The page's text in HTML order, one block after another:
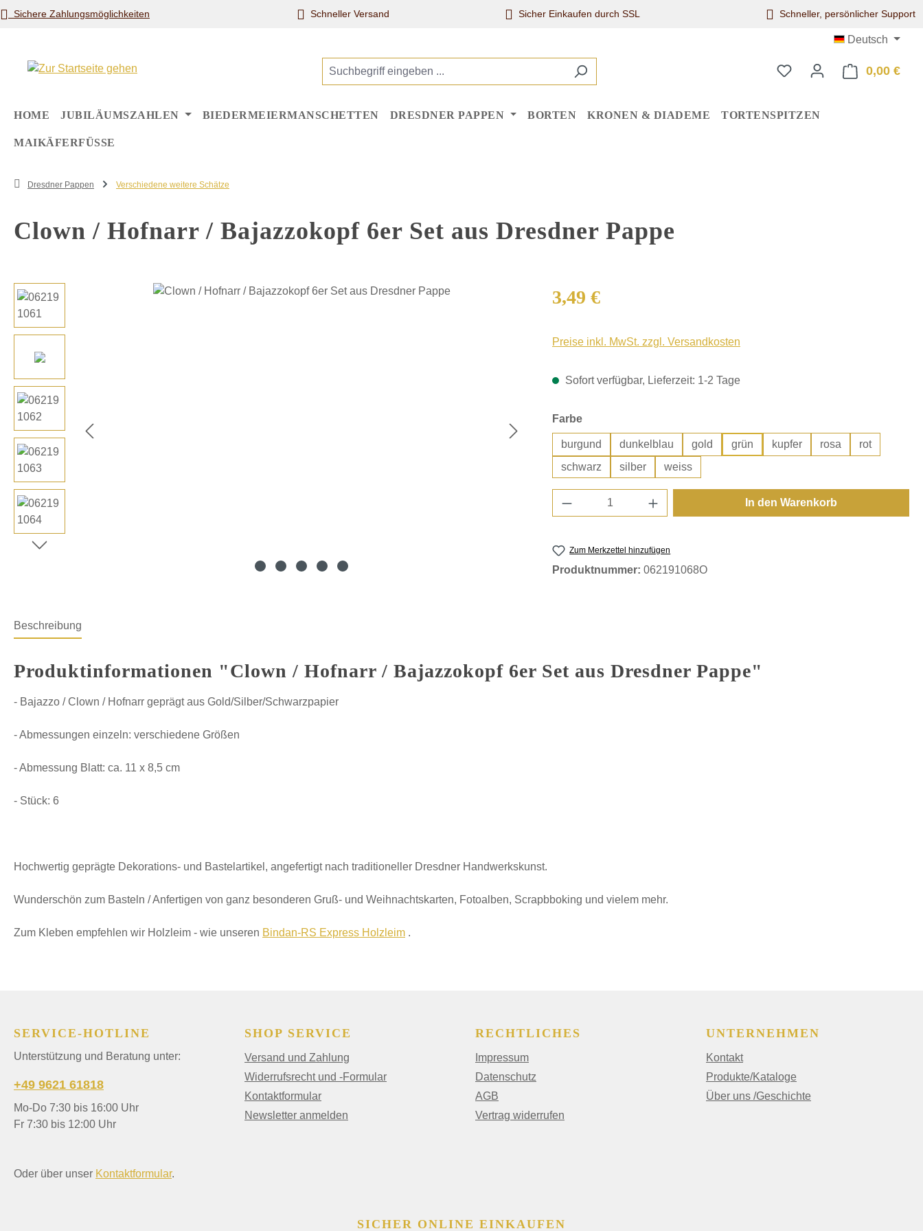
Hauptinhalt springen
Zur Suche springen
Zur Hauptnavigation springen
Sichere Zahlungsmöglichkeiten Schneller Versand Sicher Einkaufen durch SSL Schneller, persönlicher Support
Deutsch
0,00 €
HOME JUBILÄUMSZAHLEN BIEDERMEIERMANSCHETTEN DRESDNER PAPPEN BORTEN KRONEN & DIADEME TORTENSPITZEN
MAIKÄFERFÜSSE
Dresdner Pappen Verschiedene weitere Schätze
Clown / Hofnarr / Bajazzokopf 6er Set aus Dresdner Pappe
Bildergalerie überspringen Regulärer Preis:
3,49 €
Preise inkl. MwSt. zzgl. Versandkosten
Sofort verfügbar, Lieferzeit: 1-2 Tage
Farbeauswählen
burgund dunkelblau gold grün kupfer rosa
rot
schwarz
silber weiss
Produkt Anzahl: Gib den gewünschten Wert ein
In den Warenkorb
Zum Merkzettel hinzufügen
Produktnummer: 062191068O
Beschreibung
Produktinformationen "Clown / Hofnarr / Bajazzokopf 6er Set aus Dresdner Pappe"
- Bajazzo / Clown / Hofnarr geprägt aus Gold/Silber/Schwarzpapier
- Abmessungen einzeln: verschiedene Größen
- Abmessung Blatt: ca. 11 x 8,5 cm
- Stück: 6
Hochwertig geprägte Dekorations- und Bastelartikel, angefertigt nach traditioneller Dresdner Handwerkskunst.
Wunderschön zum Basteln / Anfertigen von ganz besonderen Gruß- und Weihnachtskarten, Fotoalben, Scrapbboking und vielem mehr.
Zum Kleben empfehlen wir Holzleim - wie unseren Bindan-RS Express Holzleim .
SERVICE-HOTLINE
Unterstützung und Beratung unter:
+49 9621 61818
Mo-Do 7:30 bis 16:00 Uhr
Fr 7:30 bis 12:00 Uhr
Oder über unser Kontaktformular.
SHOP SERVICE
Versand und Zahlung
Widerrufsrecht und -Formular
Kontaktformular
Newsletter anmelden
RECHTLICHES
Impressum
Datenschutz
AGB
Vertrag widerrufen
UNTERNEHMEN
Kontakt
Produkte/Kataloge
Über uns /Geschichte
SICHER ONLINE EINKAUFEN